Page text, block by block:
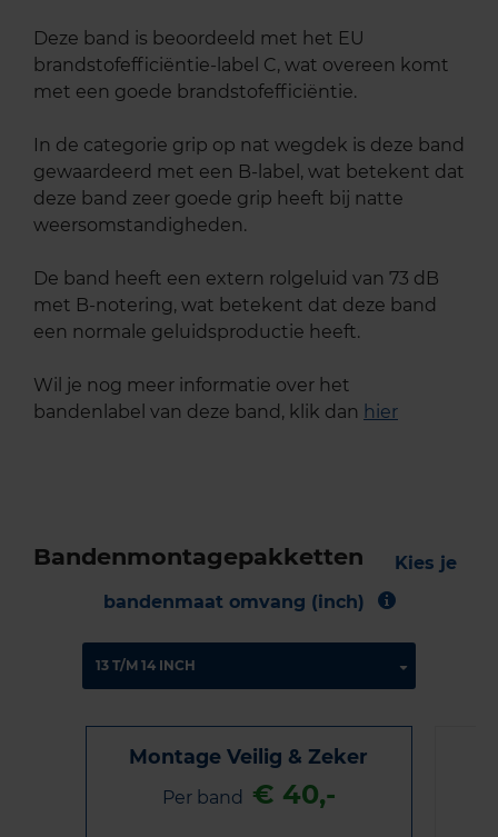
Deze band is beoordeeld met het EU
brandstofefficiëntie-label C, wat overeen komt
met een goede brandstofefficiëntie.
In de categorie grip op nat wegdek is deze band
gewaardeerd met een B-label, wat betekent dat
deze band zeer goede grip heeft bij natte
weersomstandigheden.
De band heeft een extern rolgeluid van 73 dB
met B-notering, wat betekent dat deze band
een normale geluidsproductie heeft.
Wil je nog meer informatie over het
bandenlabel van deze band, klik dan hier
Bandenmontagepakketten
Kies je
bandenmaat omvang (inch)
Montage Veilig & Zeker
Per band € 40,-